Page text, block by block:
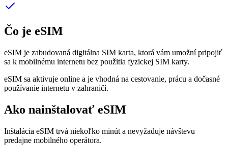
Čo je eSIM
eSIM je zabudovaná digitálna SIM karta, ktorá vám umožní pripojiť
sa k mobilnému internetu bez použitia fyzickej SIM karty.
eSIM sa aktivuje online a je vhodná na cestovanie, prácu a dočasné
používanie internetu v zahraničí.
Ako nainštalovať eSIM
Inštalácia eSIM trvá niekoľko minút a nevyžaduje návštevu
predajne mobilného operátora.